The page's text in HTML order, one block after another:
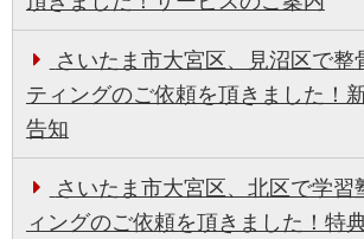
さいたま市大宮区、見沼区で整
ティングのご依頼を頂きました！
告知
さいたま市大宮区、北区で学習
ィングのご依頼を頂きました！特